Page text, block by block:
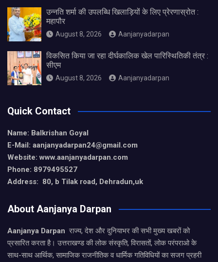
उन्नति शर्मा की उपलब्धि खिलाड़ियों के लिए प्रेरणास्रोत :
महापौर
August 8, 2026 Aanjanyadarpan
विकसित किया जा रहा दीर्घकालिक खेल पारिस्थितिकी तंत्र :
सीएम
August 8, 2026 Aanjanyadarpan
Quick Contact
Name: Balkrishan Goyal
E-Mail: aanjanyadarpan24@gmail.com
Website: www.aanjanyadarpan.com
Phone: 8979495527
Address: 80, b Tilak road, Dehradun,uk
About Aanjanya Darpan
Aanjanya Darpan राज्य, देश और दुनियाभर की सभी मुख्य खबरों को
प्रसारित करता है। उत्तराखण्ड की लोक संस्कृति, विरासतों, लोक परंपराओ के
साथ-साथ आर्थिक, सामाजिक राजनीतिक व धार्मिक गतिविधियों का सजग प्रहरी